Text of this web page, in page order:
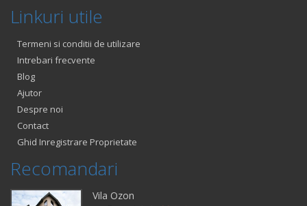
Linkuri utile
Termeni si conditii de utilizare
Intrebari frecvente
Blog
Ajutor
Despre noi
Contact
Ghid Inregistrare Proprietate
Recomandari
Vila Ozon